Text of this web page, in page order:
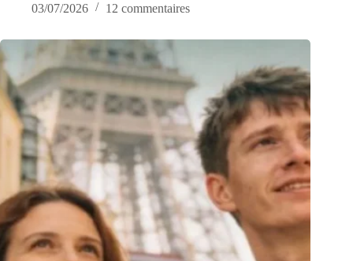
03/07/2026
12 commentaires